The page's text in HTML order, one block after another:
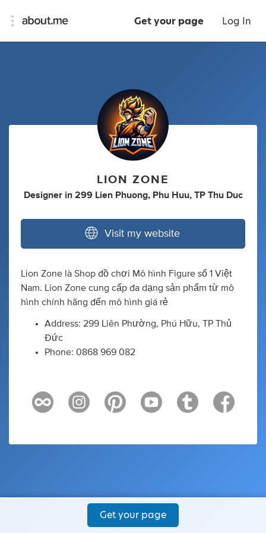
Get your page Log In
LION ZONE
Designer in 299 Lien Phuong, Phu Huu, TP Thu Duc
Visit my website
Lion Zone là Shop đồ chơi Mô hình Figure số 1 Việt
Nam. Lion Zone cung cấp đa dạng sản phẩm từ mô
hình chính hãng đến mô hình giá rẻ
Address: 299 Liên Phường, Phú Hữu, TP Thủ
Đức
Phone: 0868 969 082
Get your page